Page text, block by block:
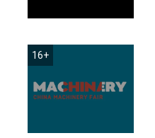
16+